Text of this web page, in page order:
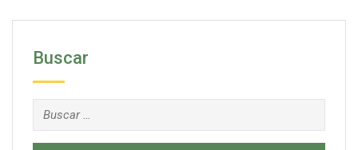
Buscar
Buscar: